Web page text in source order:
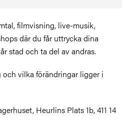
filmvisning, live-musik,
där du får uttrycka dina
stad och ta del av andras.
vilka förändringar ligger i
Heurlins Plats 1b, 411 14